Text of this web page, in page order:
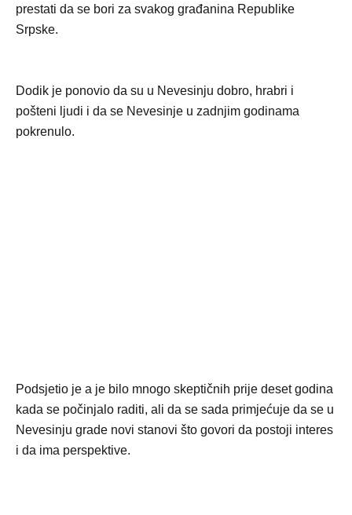
prestati da se bori za svakog građanina Republike
Srpske.
Dodik je ponovio da su u Nevesinju dobro, hrabri i
pošteni ljudi i da se Nevesinje u zadnjim godinama
pokrenulo.
Podsjetio je a je bilo mnogo skeptičnih prije deset godina
kada se počinjalo raditi, ali da se sada primjećuje da se u
Nevesinju grade novi stanovi što govori da postoji interes
i da ima perspektive.